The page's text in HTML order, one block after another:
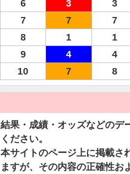
6
3 3
7
7 7
8
1 1
9
4 4
10
7 8
結果・成績・オッズなどのデ
ください。
本サイトのページ上に掲載さ
ますが、その内容の正確性お